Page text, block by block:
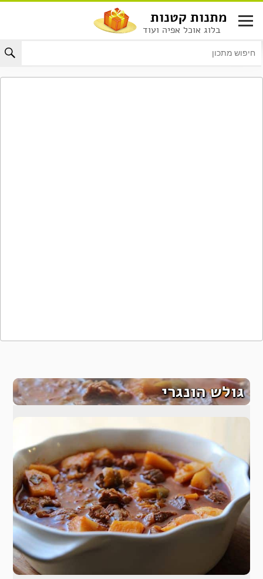
לתוכן
מתנות קטנות
בלוג אוכל אפיה ועוד
גולש הונגרי